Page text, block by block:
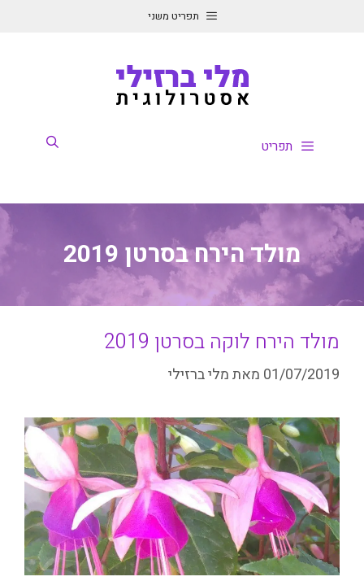
תפריט משני
תפריט
מולד הירח בסרטן 2019
מולד הירח לוקה בסרטן 2019
01/07/2019 מאתמלי ברזילי